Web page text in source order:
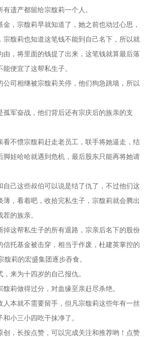
遗产都留给宗馥莉一个人。
，宗馥莉早就知道了，她之前也动过心思，
宗馥莉也知道这笔钱不能到自己名下，所以就
由，将里面的钱提了出来，这笔钱就算最后落
便宜了这帮私生子。
公司相继被宗馥莉关停，他们狗急跳墙，所以
孤军奋战，他们背后还有宗庆后的族亲的支
看不惯宗馥莉赶走老员工，联手将她逼走，结
脚娃哈哈就遇到危机，最后股东只能再将她请
自己这些叔伯可以说是结了仇了，不过他们这
薄，看着吧，收拾完私生子，宗馥莉就会腾出
的族亲。
掉这帮私生子的所有退路，宗亲后名下的股份
信托基金被击穿，相当于作废，杜建英掌控的
馥莉的宏盛集团逐步吞食。
来为十四岁的自己报仇。
莉做得过分，对血缘至亲赶尽杀绝。
人本就不需要留手，但凡宗馥莉这些年有一丝
小三小四吃干抹净了。
创，长按点赞，可以完成关注和推荐哟！点赞